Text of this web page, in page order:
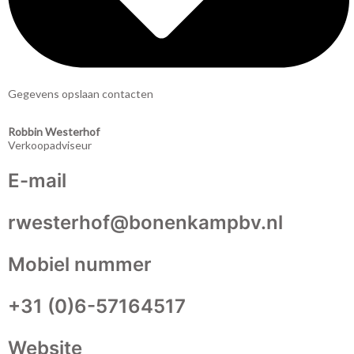
Gegevens opslaan contacten
Robbin Westerhof
Verkoopadviseur
E-mail
rwesterhof@bonenkampbv.nl
Mobiel nummer
+31 (0)6-57164517
Website